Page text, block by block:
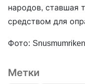
народов, ставшая
средством для
Фото:
Метки